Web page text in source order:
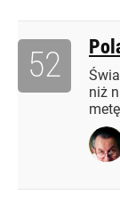
niż
52